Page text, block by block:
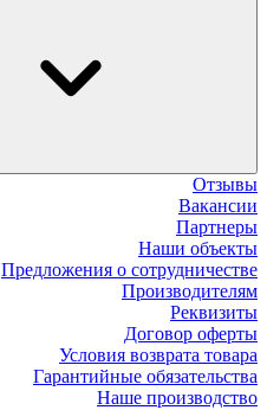
Отзывы
Вакансии
Партнеры
Наши объекты
Предложения о сотрудничестве
Производителям
Реквизиты
Договор оферты
Условия возврата товара
Гарантийные обязательства
Наше производство